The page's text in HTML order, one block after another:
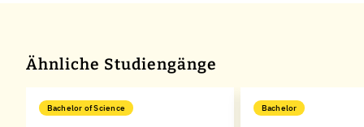
Ähnliche Studiengänge
Bachelor of Science Bachelor